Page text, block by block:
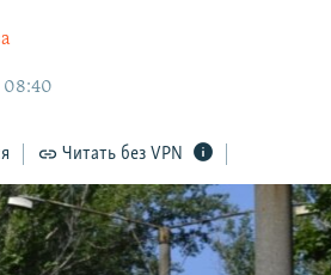
08:40
Читать без VPN